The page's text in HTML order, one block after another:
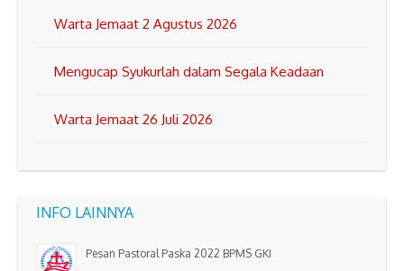
Warta Jemaat 2 Agustus 2026
Mengucap Syukurlah dalam Segala Keadaan
Warta Jemaat 26 Juli 2026
INFO LAINNYA
Pesan Pastoral Paska 2022 BPMS GKI